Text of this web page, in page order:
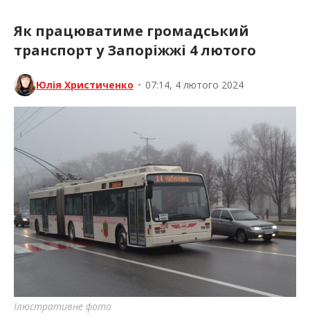
Як працюватиме громадський
транспорт у Запоріжжі 4 лютого
Юлія Христиченко • 07:14, 4 лютого 2024
Ілюстративне фото